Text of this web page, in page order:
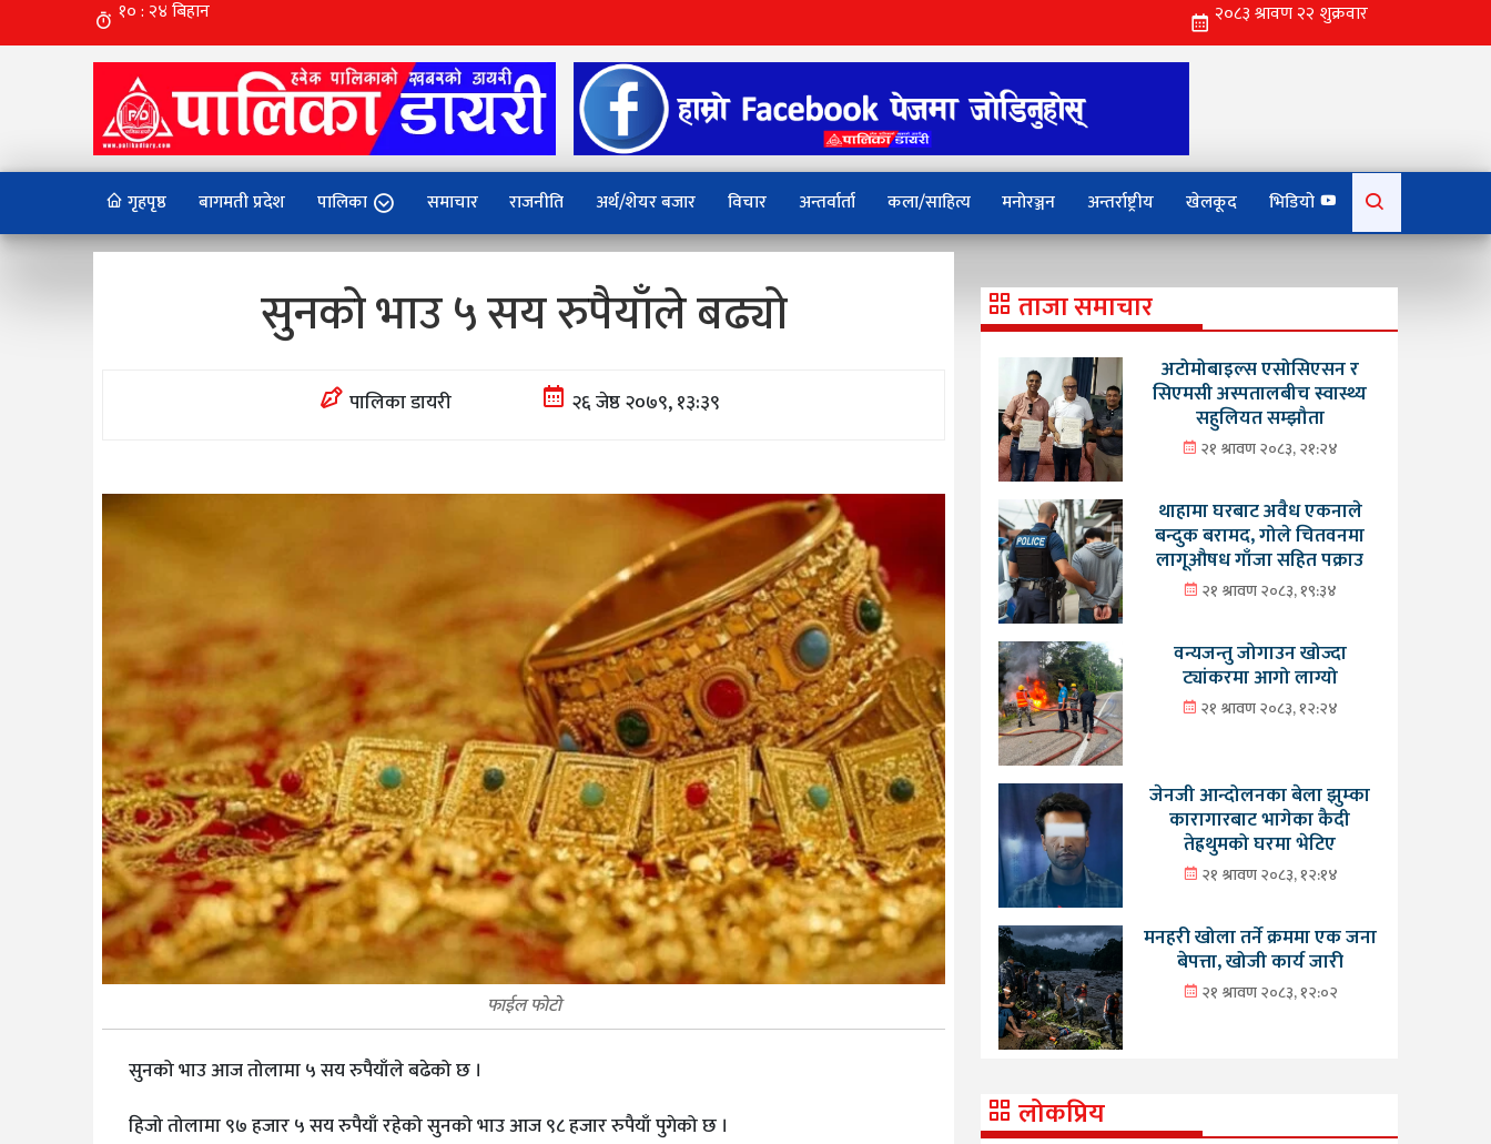
गृहपृष्ठ बागमती प्रदेश पालिका समाचार राजनीति अर्थ/शेयर बजार विचार अन्तर्वार्ता कला/साहित्य मनोरञ्जन अन्तर्राष्ट्रीय खेलकूद भिडियो
for:
सुनको भाउ ५ सय रुपैयाँले बढ्यो
पालिका डायरी २६ जेष्ठ २०७९, १३:३९
फाईल फोटो
सुनको भाउ आज तोलामा ५ सय रुपैयाँले बढेको छ ।
हिजो तोलामा ९७ हजार ५ सय रुपैयाँ रहेको सुनको भाउ आज ९८ हजार रुपैयाँ पुगेको छ ।
ताजा समाचार
अटोमोबाइल्स एसोसिएसन र
सिएमसी अस्पतालबीच स्वास्थ्य
सहुलियत सम्झौता
२१ श्रावण २०८३, २१:२४
थाहामा घरबाट अवैध एकनाले
बन्दुक बरामद, गोले चितवनमा
लागूऔषध गाँजा सहित पक्राउ
२१ श्रावण २०८३, १९:३४
वन्यजन्तु जोगाउन खोज्दा
ट्यांकरमा आगो लाग्यो
२१ श्रावण २०८३, १२:२४
जेनजी आन्दोलनका बेला झुम्का
कारागारबाट भागेका कैदी
तेह्रथुमको घरमा भेटिए
२१ श्रावण २०८३, १२:१४
मनहरी खोला तर्ने क्रममा एक जना
बेपत्ता, खोजी कार्य जारी
२१ श्रावण २०८३, १२:०२
लोकप्रिय